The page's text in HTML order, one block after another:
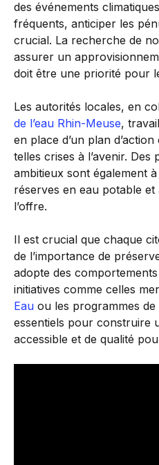
des événements
fréquents, anticiper les
crucial. La recherche de
assurer un
doit être une priorité pour
Les autorités locales, en
de l’eau Rhin-Meuse,
en place d’un plan
telles crises à l’avenir. Des
ambitieux sont également
réserves en eau potable
l’offre.
Il est crucial que chaque
de l’importance de
adopte des
initiatives comme celles
Eau ou les programmes
essentiels pour construire
accessible et de qualité